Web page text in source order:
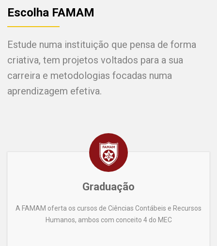
Escolha FAMAM
Estude numa instituição que pensa de forma
criativa, tem projetos voltados para a sua
carreira e metodologias focadas numa
aprendizagem efetiva.
Graduação
A FAMAM oferta os cursos de Ciências Contábeis e Recursos
Humanos, ambos com conceito 4 do MEC